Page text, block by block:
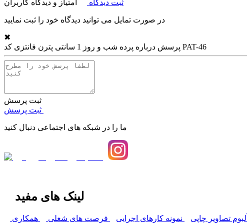
ثبت دیدگاه امتیاز و دیدگاه کاربران
در صورت تمایل می توانید دیدگاه خود را ثبت نمایید
✖
پرسش درباره پرده شب و روز 1 سانتی پترن فانتزی کد PAT-46
ثبت پرسش
ما را در شبکه های اجتماعی دنبال کنید
لینک های مفید
آلبوم تصاویر چاپی نمونه کارهای اجرایی فرصت های شغلی همکاری